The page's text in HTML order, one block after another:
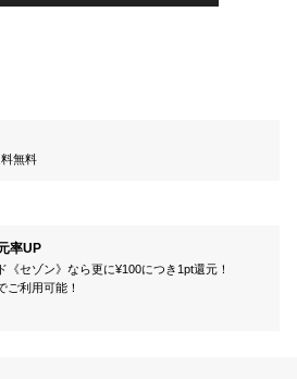
無料
率UP
セゾン》なら更に¥100につき1pt還元！
ご利用可能！